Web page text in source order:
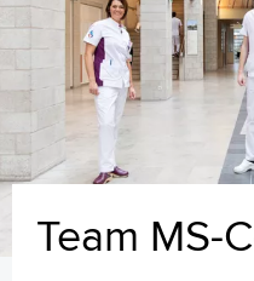
MS
Team MS-